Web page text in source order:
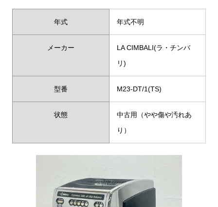
年式 年式不明
メーカー
LA CIMBALI(ラ・チンバ
リ)
型番 M23-DT/1(TS)
状態
中古用（やや傷や汚れあ
り）